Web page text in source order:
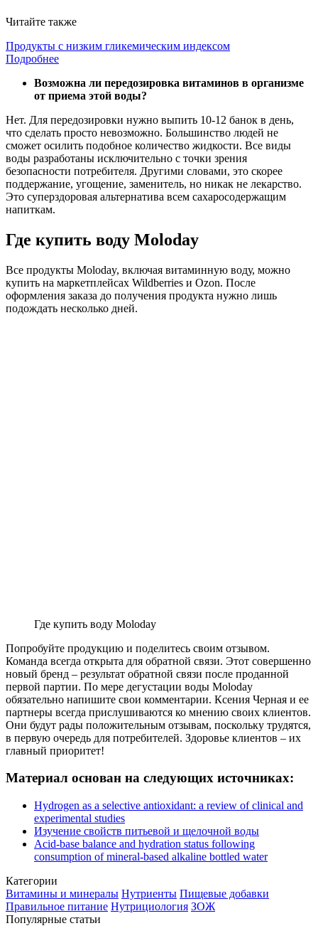
Читайте также
Продукты с низким гликемическим индексом
Подробнее
Возможна ли передозировка витаминов в организме
от приема этой воды?
Нет. Для передозировки нужно выпить 10-12 банок в день,
что сделать просто невозможно. Большинство людей не
сможет осилить подобное количество жидкости. Все виды
воды разработаны исключительно с точки зрения
безопасности потребителя. Другими словами, это скорее
поддержание, угощение, заменитель, но никак не лекарство.
Это суперздоровая альтернатива всем сахаросодержащим
напиткам.
Где купить воду Moloday
Все продукты Moloday, включая витаминную воду, можно
купить на маркетплейсах Wildberries и Ozon. После
оформления заказа до получения продукта нужно лишь
подождать несколько дней.
Где купить воду Moloday
Попробуйте продукцию и поделитесь своим отзывом.
Команда всегда открыта для обратной связи. Этот совершенно
новый бренд – результат обратной связи после проданной
первой партии. По мере дегустации воды Moloday
обязательно напишите свои комментарии. Ксения Черная и ее
партнеры всегда прислушиваются ко мнению своих клиентов.
Они будут рады положительным отзывам, поскольку трудятся,
в первую очередь для потребителей. Здоровье клиентов – их
главный приоритет!
Материал основан на следующих источниках:
Hydrogen as a selective antioxidant: a review of clinical and
experimental studies
Изучение свойств питьевой и щелочной воды
Acid-base balance and hydration status following
consumption of mineral-based alkaline bottled water
Категории
Витамины и минералы Нутриенты Пищевые добавки
Правильное питание Нутрициология ЗОЖ
Популярные статьи